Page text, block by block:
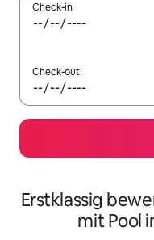
Check-in
Check-out
Erstklassig
mit Pool